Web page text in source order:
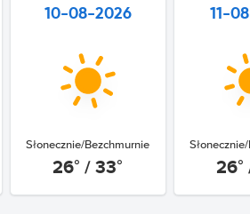
10-08-2026
Słonecznie/Bezchmurnie
26° / 33°
11-
26°